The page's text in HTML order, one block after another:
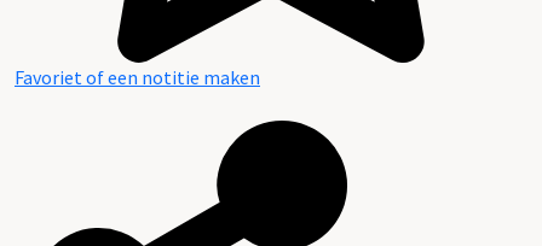
Favoriet of een notitie maken